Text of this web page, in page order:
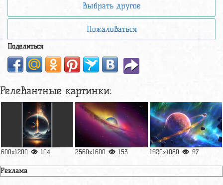
Выбрать другое
Пожаловаться
Поделиться
Релевантные картинки:
600x1200 104 2560x1600 153 1920x1080 97
Реклама